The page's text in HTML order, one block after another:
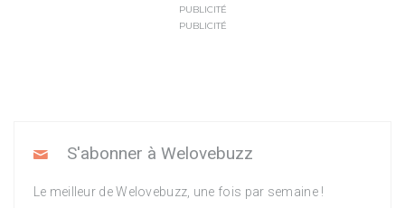
PUBLICITÉ
PUBLICITÉ
S'abonner à Welovebuzz
Le meilleur de Welovebuzz, une fois par semaine !